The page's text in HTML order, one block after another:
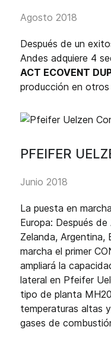
Agosto 2018
Después de un
Andes adquiere 4
ACT ECOVENT
producción en otros
PFEIFER
Junio 2018
La puesta en
Europa: Después
Zelanda, Argentina,
marcha el primer
ampliará la
lateral en Pfeifer
tipo de planta
temperaturas altas
gases de